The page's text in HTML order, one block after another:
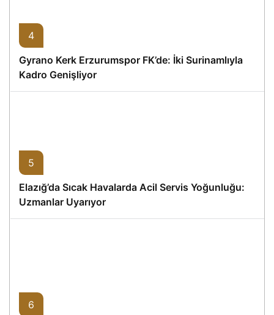
4
Gyrano Kerk Erzurumspor FK’de: İki Surinamlıyla
Kadro Genişliyor
5
Elazığ’da Sıcak Havalarda Acil Servis Yoğunluğu:
Uzmanlar Uyarıyor
6